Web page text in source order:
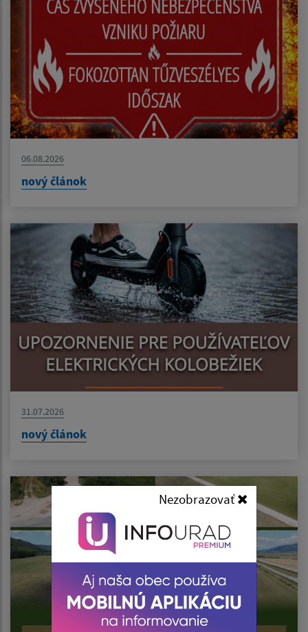
Nezobrazovať
06.08.2026
nový článok
31.07.2026
nový článok